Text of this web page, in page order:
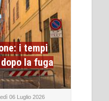
i tempi
la fuga
06 Luglio 2026